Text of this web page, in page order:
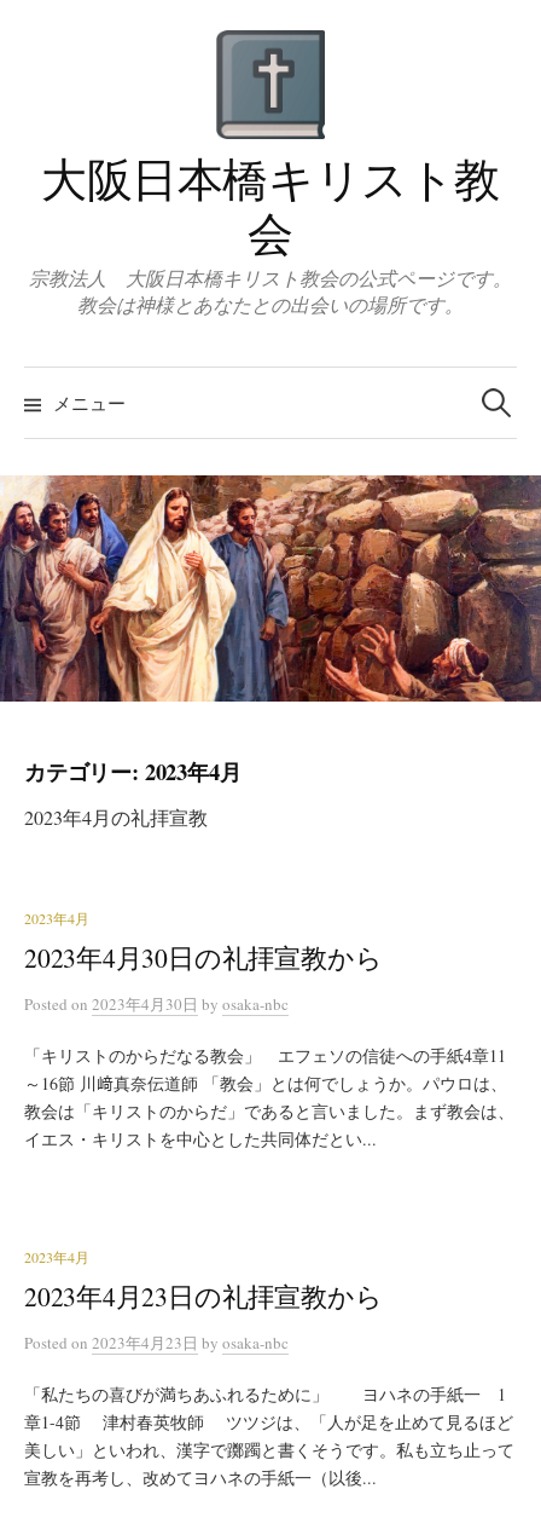
ッ
大阪日本橋キリスト教
会
宗教法人 大阪日本橋キリスト教会の公式ページです。
教会は神様とあなたとの出会いの場所です。
メニュー
検
索:
カテゴリー: 2023年4月
2023年4月の礼拝宣教
2023年4月
2023年4月30日の礼拝宣教から
Posted on 2023年4月30日 by osaka-nbc
「キリストのからだなる教会」 エフェソの信徒への手紙4章11
～16節 川﨑真奈伝道師 「教会」とは何でしょうか。パウロは、
教会は「キリストのからだ」であると言いました。まず教会は、
イエス・キリストを中心とした共同体だとい...
2023年4月
2023年4月23日の礼拝宣教から
Posted on 2023年4月23日 by osaka-nbc
「私たちの喜びが満ちあふれるために」 ヨハネの手紙一 1
章1-4節 津村春英牧師 ツツジは、「人が足を止めて見るほど
美しい」といわれ、漢字で躑躅と書くそうです。私も立ち止って
宣教を再考し、改めてヨハネの手紙一（以後...